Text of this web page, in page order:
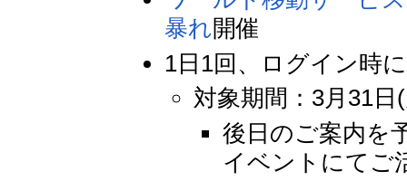
暴れ開催
1日1回、ログイン時
対象期間：3月31
後日のご案内を
イベントにてご